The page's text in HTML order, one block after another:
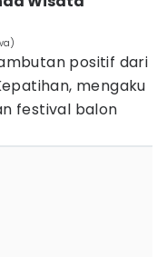
positif dari
mengaku
festival balon